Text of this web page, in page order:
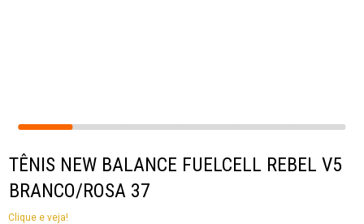
TÊNIS NEW BALANCE FUELCELL REBEL V5
BRANCO/ROSA 37
Clique e veja!